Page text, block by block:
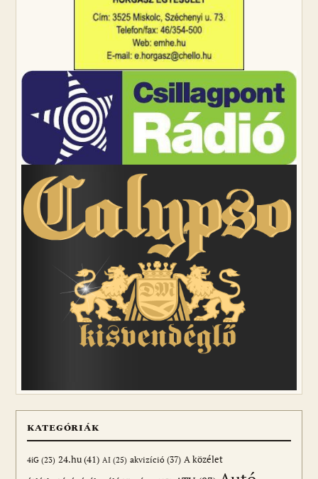
KATEGÓRIÁK
4iG (23) 24.hu(41) AI (25) akvizíció (37) A közélet